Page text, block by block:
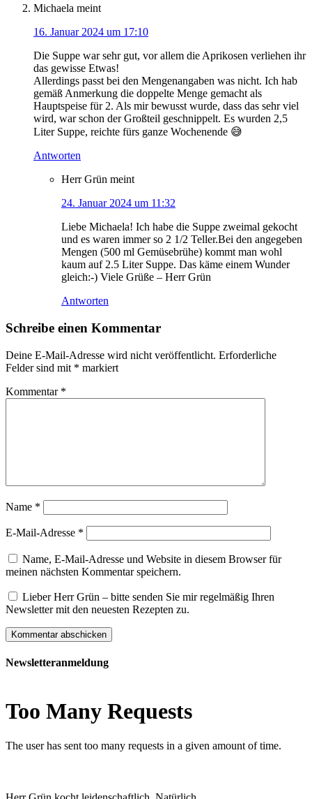
Michaela meint
16. Januar 2024 um 17:10
Die Suppe war sehr gut, vor allem die Aprikosen verliehen ihr
das gewisse Etwas!
Allerdings passt bei den Mengenangaben was nicht. Ich hab
gemäß Anmerkung die doppelte Menge gemacht als
Hauptspeise für 2. Als mir bewusst wurde, dass das sehr viel
wird, war schon der Großteil geschnippelt. Es wurden 2,5
Liter Suppe, reichte fürs ganze Wochenende 😅
Antworten
Herr Grün meint
24. Januar 2024 um 11:32
Liebe Michaela! Ich habe die Suppe zweimal gekocht
und es waren immer so 2 1/2 Teller.Bei den angegeben
Mengen (500 ml Gemüsebrühe) kommt man wohl
kaum auf 2.5 Liter Suppe. Das käme einem Wunder
gleich:-) Viele Grüße – Herr Grün
Antworten
Schreibe einen Kommentar
Deine E-Mail-Adresse wird nicht veröffentlicht. Erforderliche
Felder sind mit * markiert
Kommentar *
Name *
E-Mail-Adresse *
Name, E-Mail-Adresse und Website in diesem Browser für
meinen nächsten Kommentar speichern.
Lieber Herr Grün – bitte senden Sie mir regelmäßig Ihren
Newsletter mit den neuesten Rezepten zu.
Newsletteranmeldung